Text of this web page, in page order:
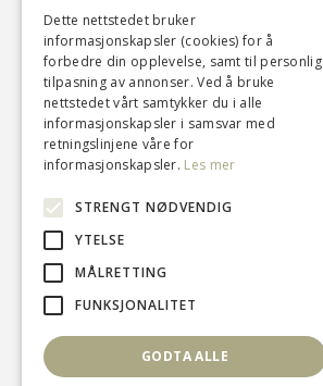
Facebook
Instagram
Her kan du lese om personvern og
informasjonskapsler
v05041444
Dette nettstedet bruker
informasjonskapsler (cookies) for å
forbedre din opplevelse, samt til personlig
tilpasning av annonser. Ved å bruke
nettstedet vårt samtykker du i alle
informasjonskapsler i samsvar med
retningslinjene våre for
informasjonskapsler. Les mer
STRENGT NØDVENDIG
YTELSE
MÅLRETTING
FUNKSJONALITET
GODTA ALLE